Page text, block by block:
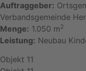
Auftraggeber:
Verbandsgemeinde
Menge: 1.050 m2
Leistung: Neubau
Objekt 11